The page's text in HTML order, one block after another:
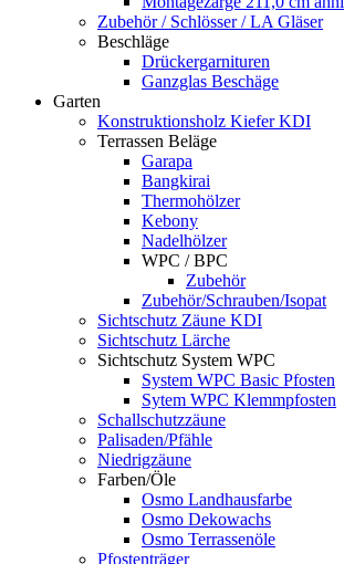
Zubehör / Schlösser / LA Gläser
Beschläge
Drückergarnituren
Ganzglas Beschäge
Garten
Konstruktionsholz Kiefer KDI
Terrassen Beläge
Garapa
Bangkirai
Thermohölzer
Kebony
Nadelhölzer
WPC / BPC
Zubehör
Zubehör/Schrauben/Isopat
Sichtschutz Zäune KDI
Sichtschutz Lärche
Sichtschutz System WPC
System WPC Basic Pfosten
Sytem WPC Klemmpfosten
Schallschutzzäune
Palisaden/Pfähle
Niedrigzäune
Farben/Öle
Osmo Landhausfarbe
Osmo Dekowachs
Osmo Terrassenöle
Pfostenträger